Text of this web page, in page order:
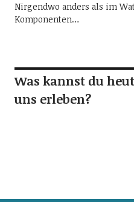
Nirgendwo anders als im
Komponenten…
Was kannst du
uns erleben?